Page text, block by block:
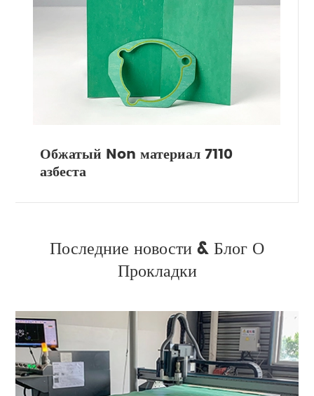
Обжатый Non материал 7110
азбеста
Последние новости & Блог О
Прокладки